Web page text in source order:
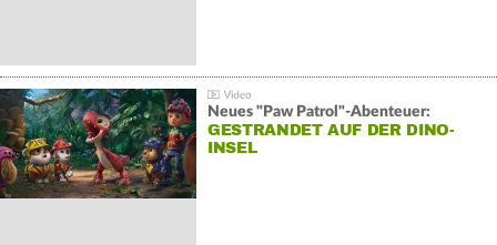
Neues "Paw Patrol"-Abenteuer:
GESTRANDET AUF DER DINO-
INSEL